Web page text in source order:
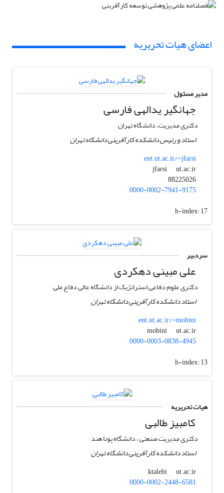
اعضای هیات تحریریه
مدیر مسئول
جهانگیر یدالهی فارسی
دکتری مدیریت، دانشگاه تهران
استاد و رئیس دانشکده کارآفرینی دانشگاه تهران
ent.ut.ac.ir/~jfarsi
jfarsi
ut.ac.ir
88225026
0000-0002-7941-9175
h-index:17
سردبیر
علی مبینی دهکردی
دکتری علوم دفاعی استراتژیک از دانشگاه عالی دفاع ملی
استاد دانشکده کارآفرینی دانشگاه تهران
ent.ut.ac.ir/~mobini
mobini
ut.ac.ir
0000-0003-0838-4945
h-index:13
هیات تحریریه
کامبیز طالبی
دکتری مدیریت صنعتی ، دانشگاه پونا هند
استاد دانشکده کارآفرینی دانشگاه تهران
ktalebi
ut.ac.ir
0000-0002-2448-6581